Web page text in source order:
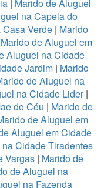
| Marido de Aluguel
na Capela do
Verde| Marido
Marido de Aluguel em
Aluguel na Cidade
Jardim | Marido
de Aluguel na
na Cidade Lider|
do Céu | Marido de
de Aluguel em
Aluguel em Cidade
Cidade Tiradentes
Vargas | Marido de
de Aluguel na
na Fazenda